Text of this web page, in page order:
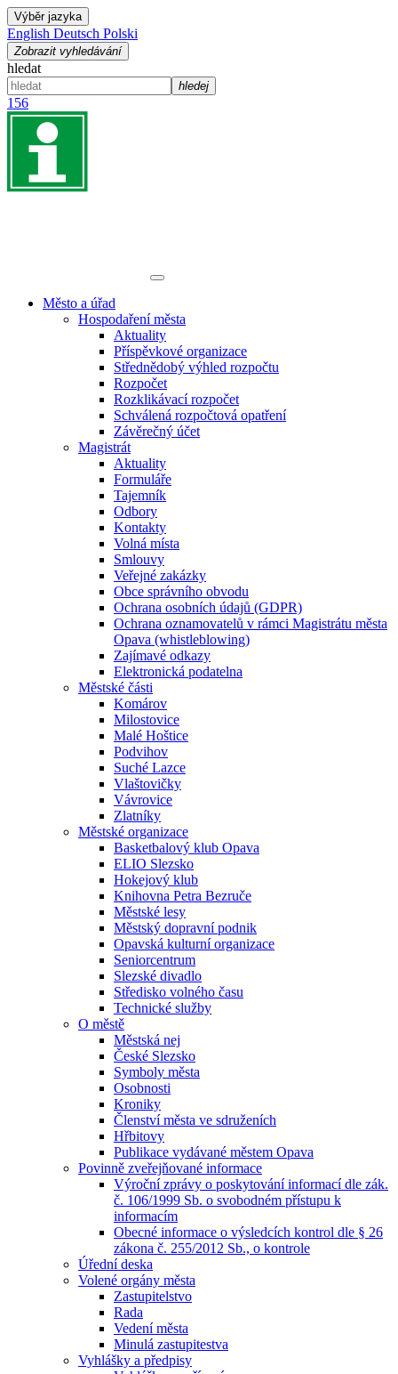
Výběr jazyka
English Deutsch Polski
Zobrazit vyhledávání
hledat
hledej
156
Město a úřad
Hospodaření města
Aktuality
Příspěvkové organizace
Střednědobý výhled rozpočtu
Rozpočet
Rozklikávací rozpočet
Schválená rozpočtová opatření
Závěrečný účet
Magistrát
Aktuality
Formuláře
Tajemník
Odbory
Kontakty
Volná místa
Smlouvy
Veřejné zakázky
Obce správního obvodu
Ochrana osobních údajů (GDPR)
Ochrana oznamovatelů v rámci Magistrátu města
Opava (whistleblowing)
Zajímavé odkazy
Elektronická podatelna
Městské části
Komárov
Milostovice
Malé Hoštice
Podvihov
Suché Lazce
Vlaštovičky
Vávrovice
Zlatníky
Městské organizace
Basketbalový klub Opava
ELIO Slezsko
Hokejový klub
Knihovna Petra Bezruče
Městské lesy
Městský dopravní podnik
Opavská kulturní organizace
Seniorcentrum
Slezské divadlo
Středisko volného času
Technické služby
O městě
Městská nej
České Slezsko
Symboly města
Osobnosti
Kroniky
Členství města ve sdruženích
Hřbitovy
Publikace vydávané městem Opava
Povinně zveřejňované informace
Výroční zprávy o poskytování informací dle zák.
č. 106/1999 Sb. o svobodném přístupu k
informacím
Obecné informace o výsledcích kontrol dle § 26
zákona č. 255/2012 Sb., o kontrole
Úřední deska
Volené orgány města
Zastupitelstvo
Rada
Vedení města
Minulá zastupitestva
Vyhlášky a předpisy